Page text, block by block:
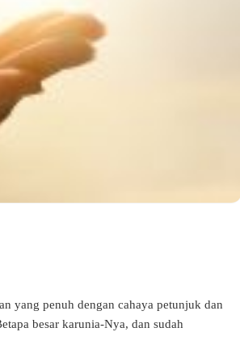
yang penuh dengan cahaya petunjuk dan
besar karunia-Nya, dan sudah